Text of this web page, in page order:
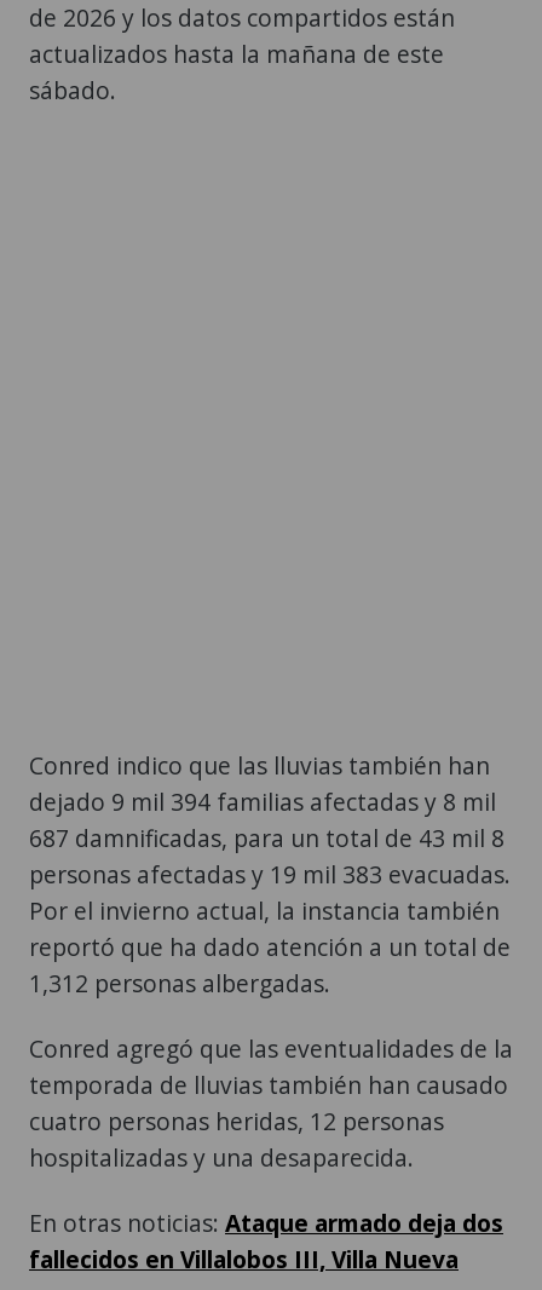
de 2026 y los datos compartidos están
actualizados hasta la mañana de este
sábado.
Conred indico que las lluvias también han
dejado 9 mil 394 familias afectadas y 8 mil
687 damnificadas, para un total de 43 mil 8
personas afectadas y 19 mil 383 evacuadas.
Por el invierno actual, la instancia también
reportó que ha dado atención a un total de
1,312 personas albergadas.
Conred agregó que las eventualidades de la
temporada de lluvias también han causado
cuatro personas heridas, 12 personas
hospitalizadas y una desaparecida.
En otras noticias: Ataque armado deja dos
fallecidos en Villalobos III, Villa Nueva